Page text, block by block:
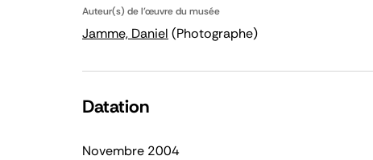
Auteur(s) de l'œuvre du musée
Jamme, Daniel (Photographe)
Datation
Novembre 2004